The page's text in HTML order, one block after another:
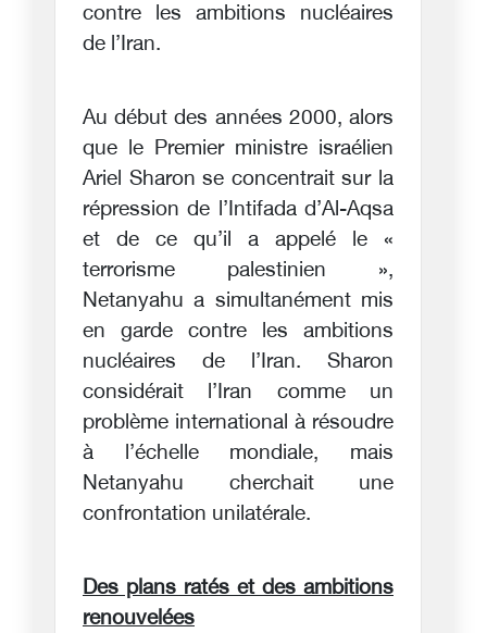
contre les ambitions nucléaires
de l’Iran.
Au début des années 2000, alors
que le Premier ministre israélien
Ariel Sharon se concentrait sur la
répression de l’Intifada d’Al-Aqsa
et de ce qu’il a appelé le «
terrorisme palestinien »,
Netanyahu a simultanément mis
en garde contre les ambitions
nucléaires de l’Iran. Sharon
considérait l’Iran comme un
problème international à résoudre
à l’échelle mondiale, mais
Netanyahu cherchait une
confrontation unilatérale.
Des plans ratés et des ambitions
renouvelées